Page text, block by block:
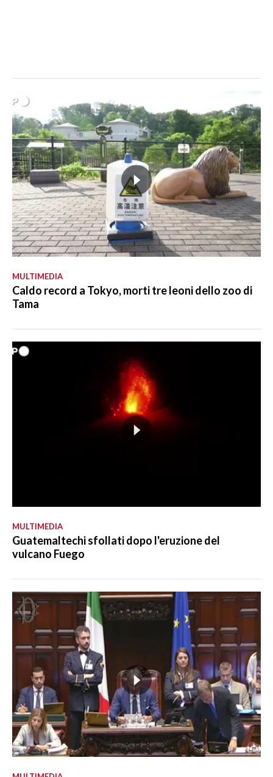
MULTIMEDIA
Caldo record a Tokyo, morti tre leoni dello zoo di
Tama
MULTIMEDIA
Guatemaltechi sfollati dopo l'eruzione del
vulcano Fuego